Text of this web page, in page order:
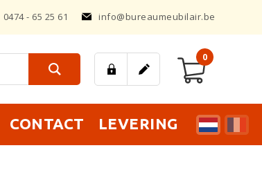
0474 - 65 25 61 info@bureaumeubilair.be
0
CONTACT LEVERING